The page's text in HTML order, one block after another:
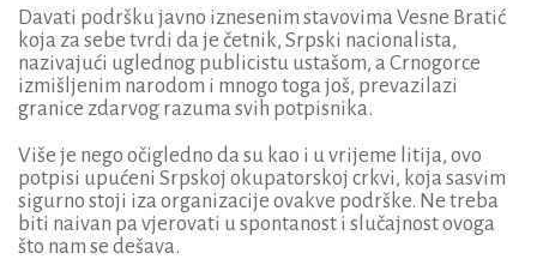
Davati podršku javno iznesenim stavovima Vesne Bratić
koja za sebe tvrdi da je četnik, Srpski nacionalista,
nazivajući uglednog publicistu ustašom, a Crnogorce
izmišljenim narodom i mnogo toga još, prevazilazi
granice zdarvog razuma svih potpisnika.
Više je nego očigledno da su kao i u vrijeme litija, ovo
potpisi upućeni Srpskoj okupatorskoj crkvi, koja sasvim
sigurno stoji iza organizacije ovakve podrške. Ne treba
biti naivan pa vjerovati u spontanost i slučajnost ovoga
što nam se dešava.